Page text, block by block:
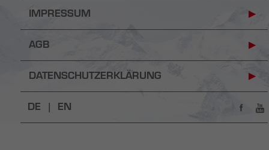
IMPRESSUM
AGB
DATENSCHUTZERKLÄRUNG
DE | EN